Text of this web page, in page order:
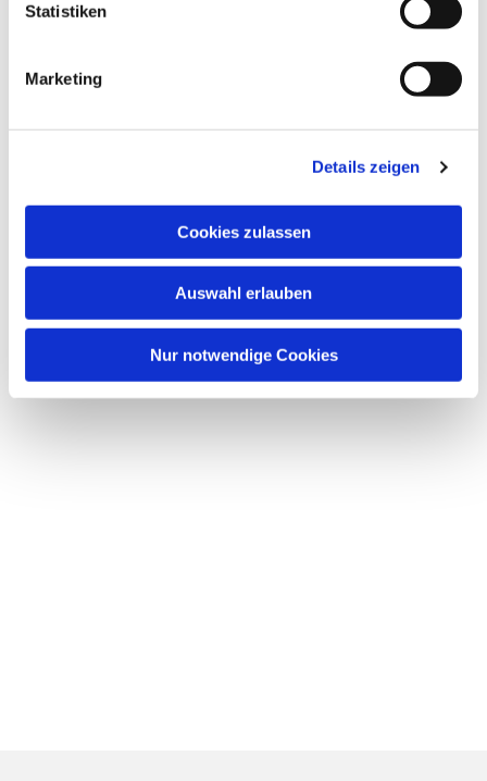
Statistiken
Marketing
Details zeigen
Cookies zulassen
Auswahl erlauben
Nur notwendige Cookies
Dies könnte Sie auch
interessieren